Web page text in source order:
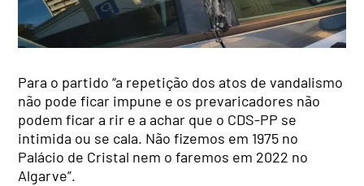
Para o partido “a repetição dos atos de vandalismo
não pode ficar impune e os prevaricadores não
podem ficar a rir e a achar que o CDS-PP se
intimida ou se cala. Não fizemos em 1975 no
Palácio de Cristal nem o faremos em 2022 no
Algarve”.